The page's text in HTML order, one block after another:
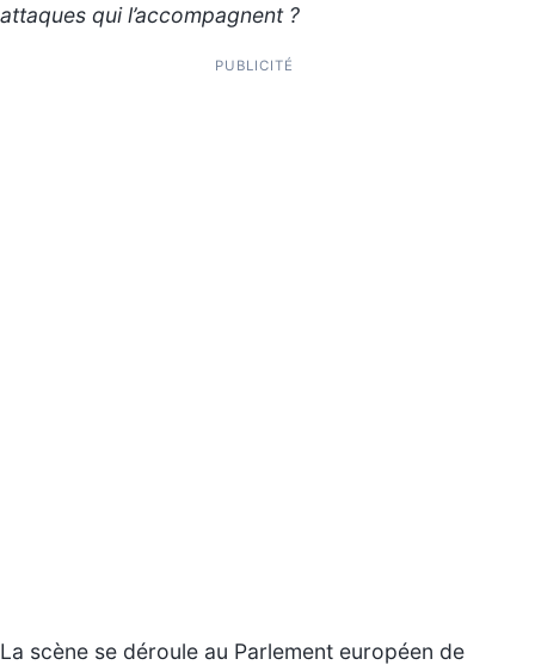
attaques qui l’accompagnent ?
PUBLICITÉ
La scène se déroule au Parlement européen de